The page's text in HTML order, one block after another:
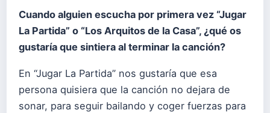
Cuando alguien escucha por primera vez “Jugar
La Partida” o “Los Arquitos de la Casa”, ¿qué os
gustaría que sintiera al terminar la canción?
En “Jugar La Partida” nos gustaría que esa
persona quisiera que la canción no dejara de
sonar, para seguir bailando y coger fuerzas para